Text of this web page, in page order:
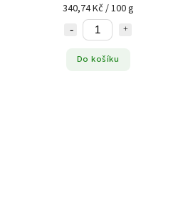
340,74 Kč / 100 g
Do košíku